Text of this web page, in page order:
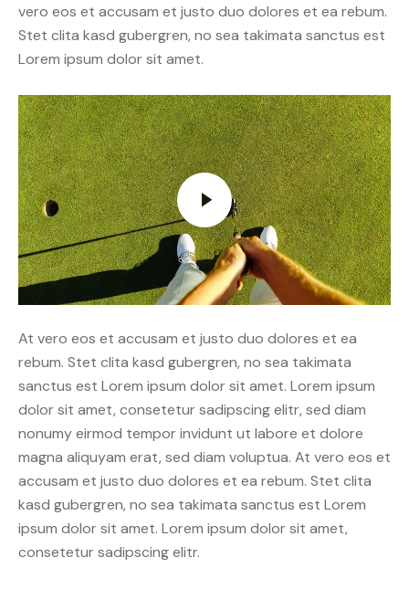
vero eos et accusam et justo duo dolores et ea rebum.
Stet clita kasd gubergren, no sea takimata sanctus est
Lorem ipsum dolor sit amet.
At vero eos et accusam et justo duo dolores et ea
rebum. Stet clita kasd gubergren, no sea takimata
sanctus est Lorem ipsum dolor sit amet. Lorem ipsum
dolor sit amet, consetetur sadipscing elitr, sed diam
nonumy eirmod tempor invidunt ut labore et dolore
magna aliquyam erat, sed diam voluptua. At vero eos et
accusam et justo duo dolores et ea rebum. Stet clita
kasd gubergren, no sea takimata sanctus est Lorem
ipsum dolor sit amet. Lorem ipsum dolor sit amet,
consetetur sadipscing elitr.